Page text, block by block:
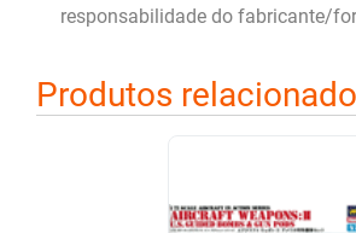
responsabilidade do fabricante/
Produtos